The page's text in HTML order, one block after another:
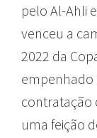
pelo Al-Ahli
venceu a
2022 da
empenhado
contratação
uma feição